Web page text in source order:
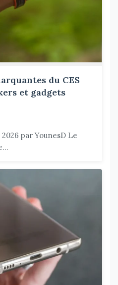
du CES
et gadgets
par YounesD Le